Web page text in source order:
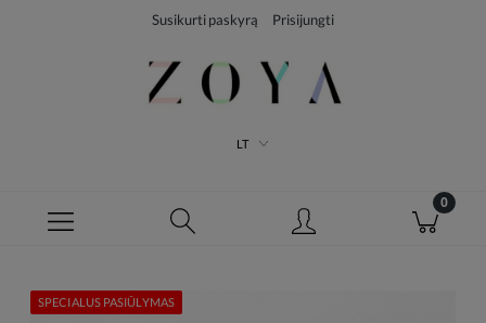
Susikurti paskyrą Prisijungti
LT
SPECIALUS PASIŪLYMAS